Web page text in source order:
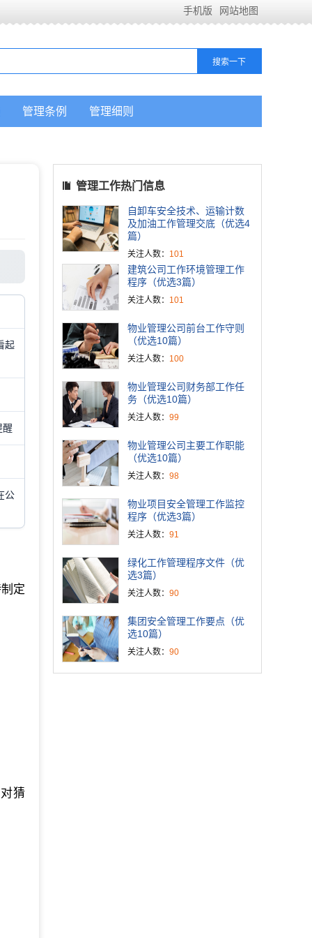
手机版 网站地图
管理条例 管理细则
起
醒
公
定
猜
管理工作热门信息
自卸车安全技术、运输计数
及加油工作管理交底（优选4
篇）
关注人数： 101
建筑公司工作环境管理工作
程序（优选3篇）
关注人数： 101
物业管理公司前台工作守则
（优选10篇）
关注人数： 100
物业管理公司财务部工作任
务（优选10篇）
关注人数： 99
物业管理公司主要工作职能
（优选10篇）
关注人数： 98
物业项目安全管理工作监控
程序（优选3篇）
关注人数： 91
绿化工作管理程序文件（优
选3篇）
关注人数： 90
集团安全管理工作要点（优
选10篇）
关注人数： 90